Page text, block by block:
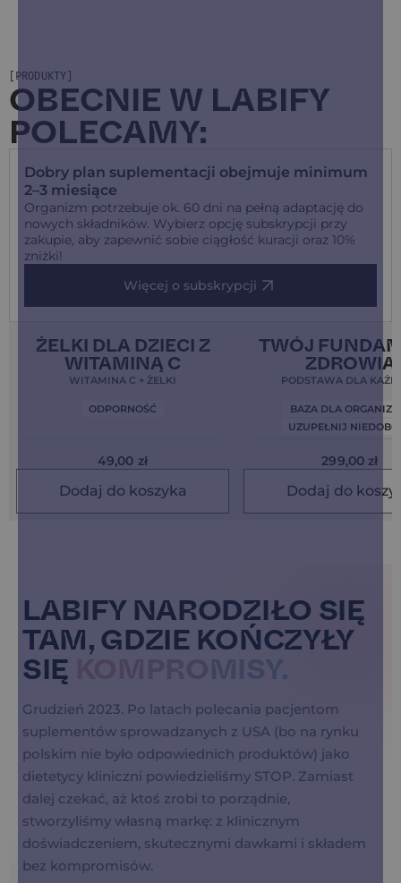
[PRODUKTY]
OBECNIE W LABIFY
POLECAMY:
Dobry plan suplementacji obejmuje minimum
2–3 miesiące
Organizm potrzebuje ok. 60 dni na pełną adaptację do
nowych składników. Wybierz opcję subskrypcji przy
zakupie, aby zapewnić sobie ciągłość kuracji oraz 10%
zniżki!
Więcej o subskrypcji
Clean Label 5,0
ŻELKI DLA DZIECI Z
WITAMINĄ C
WITAMINA C + ŻELKI
ODPORNOŚĆ
49,00 zł
Dodaj do koszyka
Bestseller! Clean Label
TWÓJ
ZDROWIA
PODSTAWA DLA
BAZA DLA
UZUPEŁNIJ
299,00 zł
Dodaj do
LABIFY NARODZIŁO SIĘ
TAM, GDZIE KOŃCZYŁY
SIĘ
KOMPROMISY.
Grudzień 2023. Po latach polecania pacjentom
suplementów sprowadzanych z USA (bo na rynku
polskim nie było odpowiednich produktów) jako
dietetycy kliniczni powiedzieliśmy STOP. Zamiast
dalej czekać, aż ktoś zrobi to porządnie,
stworzyliśmy własną markę: z klinicznym
doświadczeniem, skutecznymi dawkami i składem
bez kompromisów.